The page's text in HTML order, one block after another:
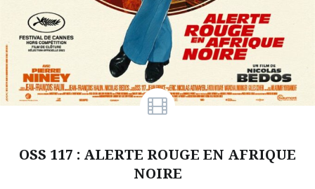
OSS 117 : ALERTE ROUGE EN AFRIQUE
NOIRE